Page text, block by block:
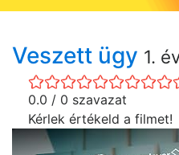
Veszett ügy 1.
0.0 / 0 szavazat
Kérlek értékeld a filmet!